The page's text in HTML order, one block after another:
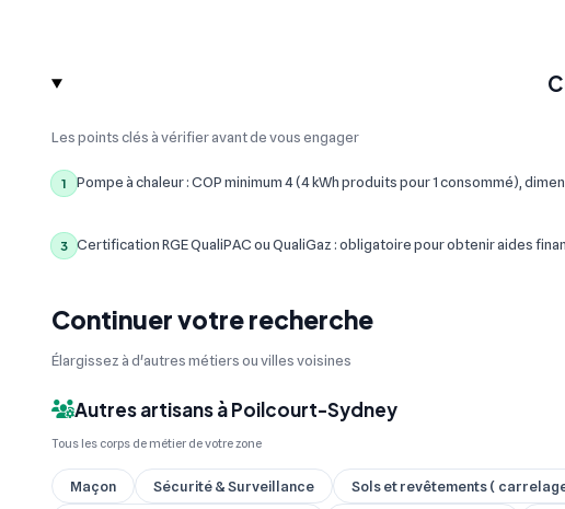
Les points clés à vérifier avant de vous engager
1 Pompe à chaleur : COP minimum 4 (4 kWh produits pour 1 consommé),
3 Certification RGE QualiPAC ou QualiGaz : obligatoire pour obtenir aides
Continuer votre recherche
Élargissez à d'autres métiers ou villes voisines
Autres artisans à Poilcourt-Sydney
Tous les corps de métier de votre zone
Maçon Sécurité & Surveillance
Sols et revêtements (